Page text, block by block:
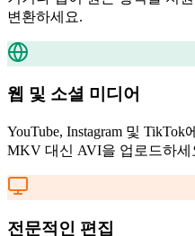
변환하세요.
웹 및 소셜 미디어
YouTube, Instagram 및
MKV 대신 AVI을 업로드하세
전문적인 편집